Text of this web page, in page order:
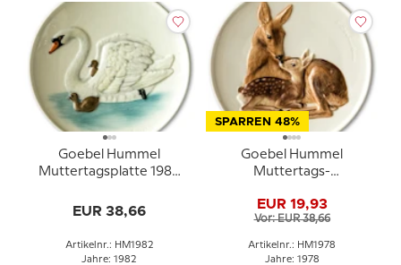
Goebel Hummel
Muttertagsplatte 1982
EUR 38,66
Artikelnr.: HM1982
Jahre: 1982
SPARREN 48%
Goebel Hummel
Muttertags-
Reh und Kitz
EUR 19,93
Vor: EUR 38,66
Artikelnr.: HM1978
Jahre: 1978